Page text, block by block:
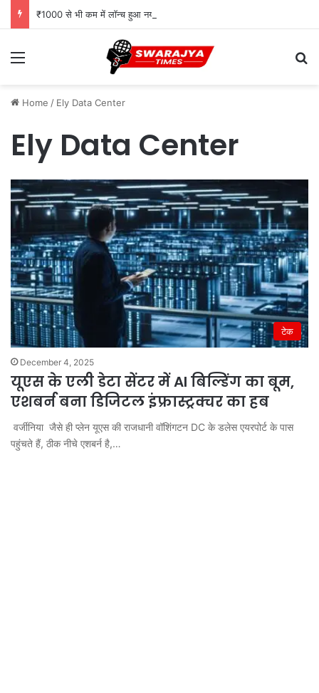
Menu
Home / Ely Data Center
Ely Data Center
टेक
December 4, 2025
यूएस के एली डेटा सेंटर में AI बिल्डिंग का बूम,
एशबर्न बना डिजिटल इंफ्रास्ट्रक्चर का हब
वर्जीनिया जैसे ही प्लेन यूएस की राजधानी वॉशिंगटन DC के डलेस एयरपोर्ट के पास
पहुंचते हैं, ठीक नीचे एशबर्न है,…